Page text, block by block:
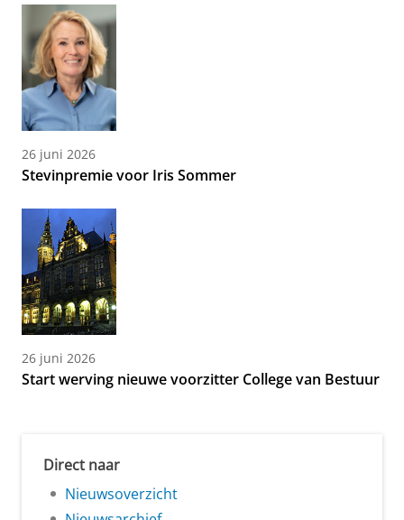
26 juni 2026
Stevinpremie voor Iris Sommer
26 juni 2026
Start werving nieuwe voorzitter College van Bestuur
Direct naar
Nieuwsoverzicht